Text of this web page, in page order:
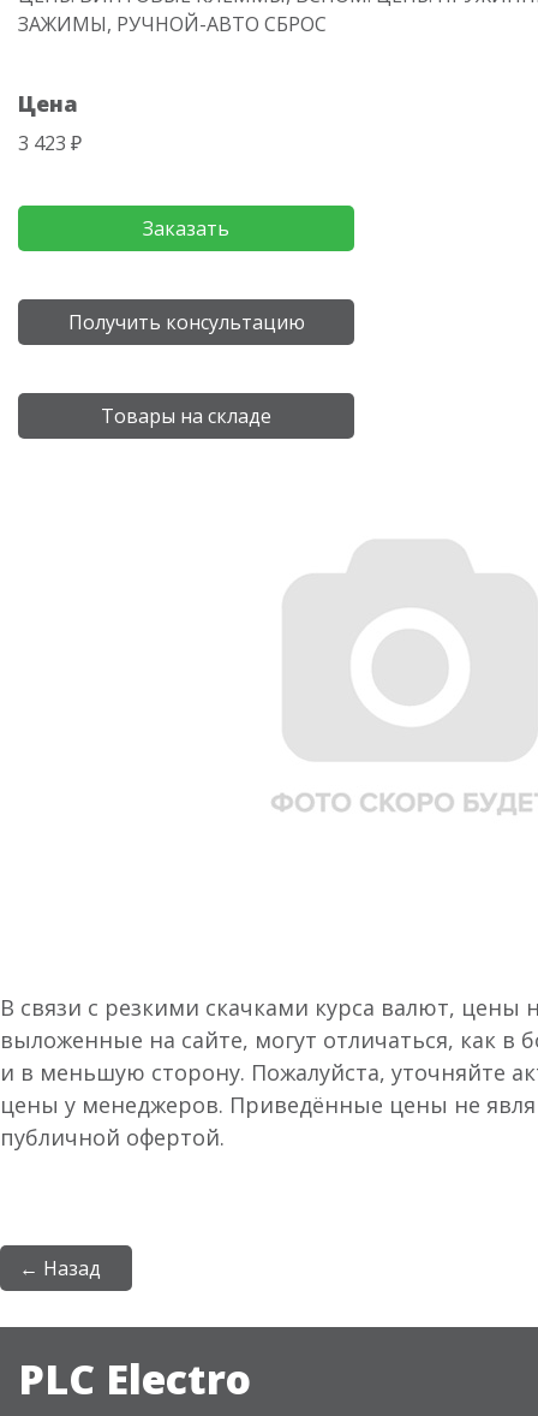
ЗАЖИМЫ, РУЧНОЙ-АВТО СБРОС
Цена
3 423 ₽
Заказать
Получить консультацию
Товары на складе
В связи с резкими скачками курса валют, цены
выложенные на сайте, могут отличаться, как в
и в меньшую сторону. Пожалуйста, уточняйте
цены у менеджеров. Приведённые цены не
публичной офертой.
← Назад
PLC Electro